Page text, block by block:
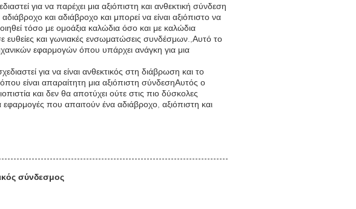
για να παρέχει μια αξιόπιστη και ανθεκτική σύνδεση
και αδιάβροχο και μπορεί να είναι αξιόπιστο να
τόσο με ομοάξια καλώδια όσο και με καλώδια
ευθείες και γωνιακές ενσωματώσεις συνδέσμων.,Αυτό το
εφαρμογών όπου υπάρχει ανάγκη για μια
για να είναι ανθεκτικός στη διάβρωση και το
όπου είναι απαραίτητη μια αξιόπιστη σύνδεσηΑυτός ο
και δεν θα αποτύχει ούτε στις πιο δύσκολες
εφαρμογές που απαιτούν ένα αδιάβροχο, αξιόπιστη και
σύνδεσμος